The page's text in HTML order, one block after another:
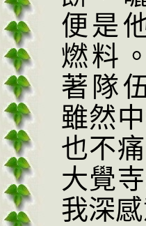
便是
燃料
著隊
雖然
也不
大覺
我深感